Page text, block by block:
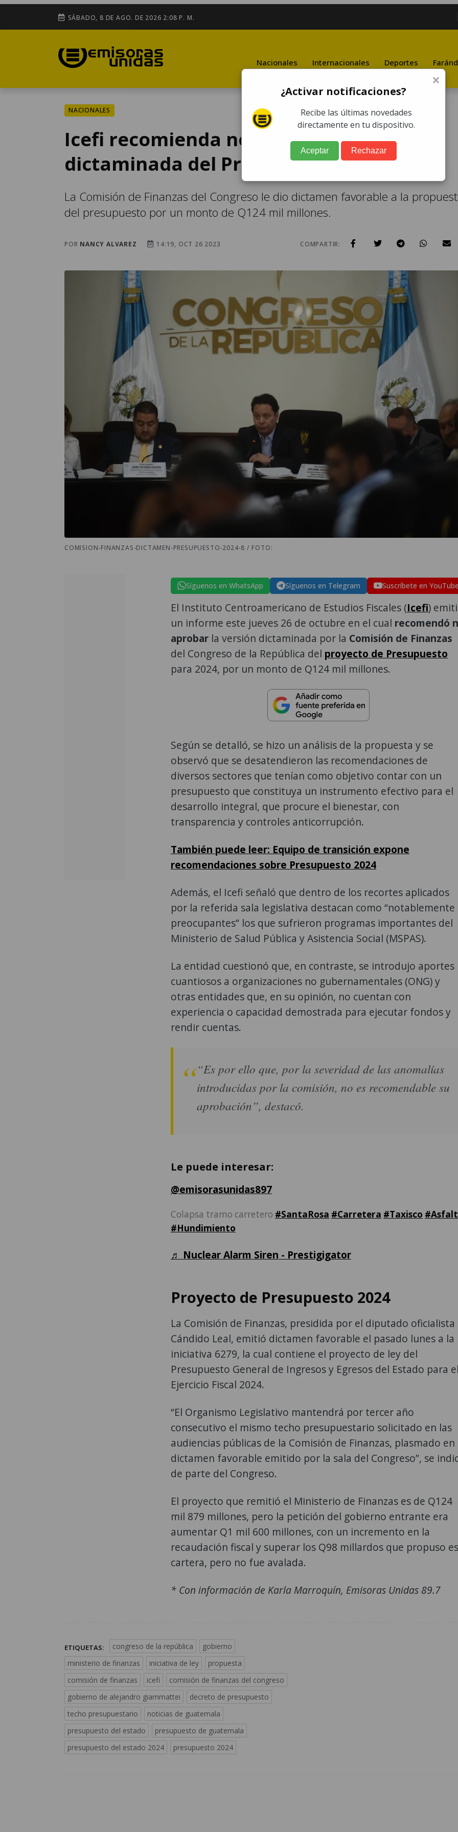
SÁBADO, 8 DE AGO. DE 2026 2:08 P. M.
Nacionales Internacionales Deportes
NACIONALES
Icefi recomienda no aprobar versión
dictaminada del Presupuesto 2024
La Comisión de Finanzas del Congreso le dio dictamen favorable a la
del presupuesto por un monto de Q124 mil millones.
POR NANCY ALVAREZ 14:19, OCT 26 2023 COMPARTIR:
COMISION-FINANZAS-DICTAMEN-PRESUPUESTO-2024-8 / FOTO:
Síguenos en WhatsApp Síguenos en Telegram Suscríbete en YouTube
El Instituto Centroamericano de Estudios Fiscales (Icefi)
un informe este jueves 26 de octubre en el cual recomendó
aprobar la versión dictaminada por la Comisión de Finanzas
del Congreso de la República del proyecto de Presupuesto
para 2024, por un monto de Q124 mil millones.
Según se detalló, se hizo un análisis de la propuesta y se
observó que se desatendieron las recomendaciones de
diversos sectores que tenían como objetivo contar con un
presupuesto que constituya un instrumento efectivo para el
desarrollo integral, que procure el bienestar, con
transparencia y controles anticorrupción.
También puede leer: Equipo de transición expone
recomendaciones sobre Presupuesto 2024
Además, el Icefi señaló que dentro de los recortes aplicados
por la referida sala legislativa destacan como “notablemente
preocupantes” los que sufrieron programas importantes del
Ministerio de Salud Pública y Asistencia Social (MSPAS).
La entidad cuestionó que, en contraste, se introdujo aportes
cuantiosos a organizaciones no gubernamentales (ONG) y
otras entidades que, en su opinión, no cuentan con
experiencia o capacidad demostrada para ejecutar fondos y
rendir cuentas.
“Es por ello que, por la severidad de las anomalías
introducidas por la comisión, no es recomendable su
aprobación”, destacó.
Le puede interesar:
@emisorasunidas897
Colapsa tramo carretero #SantaRosa #Carretera #Taxisco
#Hundimiento
♬ Nuclear Alarm Siren - Prestigigator
Proyecto de Presupuesto 2024
La Comisión de Finanzas, presidida por el diputado oficialista
Cándido Leal, emitió dictamen favorable el pasado lunes a la
iniciativa 6279, la cual contiene el proyecto de ley del
Presupuesto General de Ingresos y Egresos del Estado para el
Ejercicio Fiscal 2024.
“El Organismo Legislativo mantendrá por tercer año
consecutivo el mismo techo presupuestario solicitado en las
audiencias públicas de la Comisión de Finanzas, plasmado en
dictamen favorable emitido por la sala del Congreso”, se
de parte del Congreso.
El proyecto que remitió el Ministerio de Finanzas es de Q124
mil 879 millones, pero la petición del gobierno entrante era
aumentar Q1 mil 600 millones, con un incremento en la
recaudación fiscal y superar los Q98 millardos que propuso
cartera, pero no fue avalada.
* Con información de Karla Marroquín, Emisoras Unidas 89.7
ETIQUETAS: congreso de la república
gobierno
ministerio de finanzas
iniciativa de ley
propuesta
comisión de finanzas
icefi
comisión de finanzas del congreso
gobierno de alejandro giammattei
decreto de presupuesto
techo presupuestario
noticias de guatemala
presupuesto del estado
presupuesto de guatemala
presupuesto del estado 2024
presupuesto 2024
×
¿Activar notificaciones?
Recibe las últimas novedades
directamente en tu dispositivo.
Aceptar Rechazar